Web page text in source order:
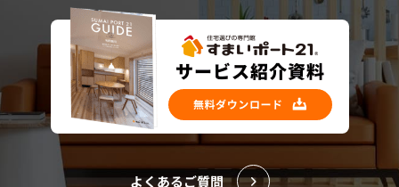
よくあるご質問